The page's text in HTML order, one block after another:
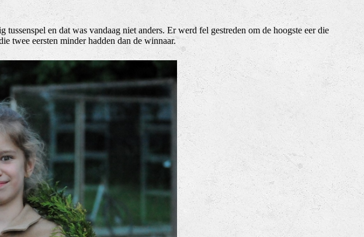
en dat was vandaag niet anders. Er werd fel gestreden om de hoogste eer die
twee eersten minder hadden dan de winnaar.